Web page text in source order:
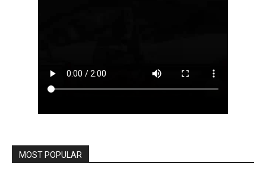
MOST POPULAR